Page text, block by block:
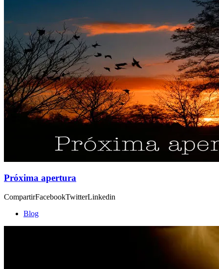
Próxima apertura
CompartirFacebookTwitterLinkedin
Blog